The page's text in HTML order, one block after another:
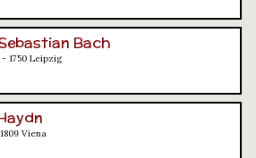
Bach
- 1750 Leipzig
Viena